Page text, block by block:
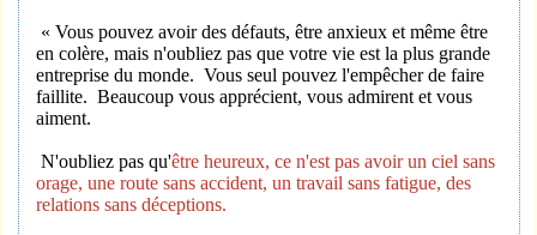
« Vous pouvez avoir des défauts, être anxieux et même être
en colère, mais n'oubliez pas que votre vie est la plus grande
entreprise du monde. Vous seul pouvez l'empêcher de faire
faillite. Beaucoup vous apprécient, vous admirent et vous
aiment.
N'oubliez pas qu'être heureux, ce n'est pas avoir un ciel sans
orage, une route sans accident, un travail sans fatigue, des
relations sans déceptions.